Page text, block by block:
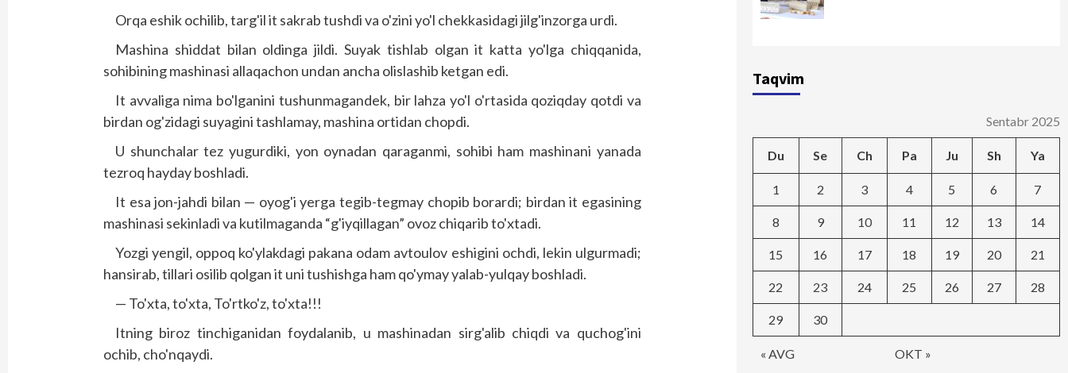
Orqa eshik ochilib, targ'il it sakrab tushdi va o'zini yo'l chekkasidagi jilg'inzorga urdi.
Mashina shiddat bilan oldinga jildi. Suyak tishlab olgan it katta yo'lga chiqqanida,
sohibining mashinasi allaqachon undan ancha olislashib ketgan edi.
It avvaliga nima bo'lganini tushunmagandek, bir lahza yo'l o'rtasida qoziqday qotdi va
birdan og'zidagi suyagini tashlamay, mashina ortidan chopdi.
U shunchalar tez yugurdiki, yon oynadan qaraganmi, sohibi ham mashinani yanada
tezroq hayday boshladi.
It esa jon-jahdi bilan — oyog'i yerga tegib-tegmay chopib borardi; birdan it egasining
mashinasi sekinladi va kutilmaganda “g'iyqillagan” ovoz chiqarib to'xtadi.
Yozgi yengil, oppoq ko'ylakdagi pakana odam avtoulov eshigini ochdi, lekin ulgurmadi;
hansirab, tillari osilib qolgan it uni tushishga ham qo'ymay yalab-yulqay boshladi.
— To'xta, to'xta, To'rtko'z, to'xta!!!
Itning biroz tinchiganidan foydalanib, u mashinadan sirg'alib chiqdi va quchog'ini
ochib, cho'nqaydi.
Taqvim
Sentabr 2025
Du Se Ch Pa Ju Sh Ya
« AVG OKT »
1 2 3 4 5 6 7
8 9 10 11 12 13 14
15 16 17 18 19 20 21
22 23 24 25 26 27 28
29 30